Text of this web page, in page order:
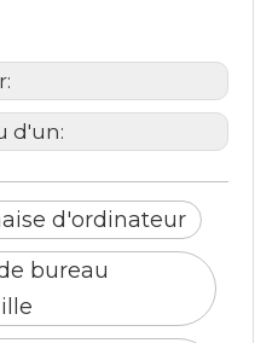
d'un:
d'ordinateur
bureau